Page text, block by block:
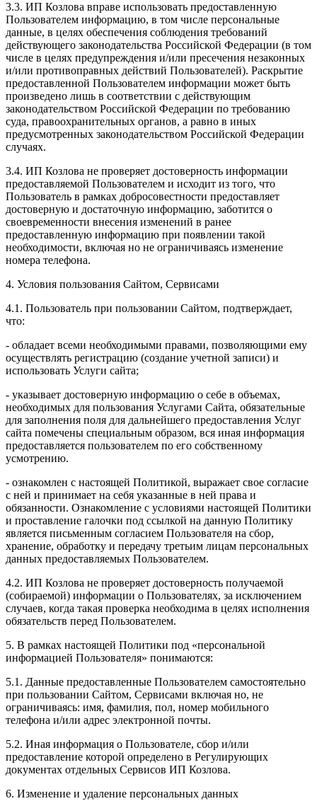
3.3. ИП Козлова вправе использовать предоставленную
Пользователем информацию, в том числе персональные
данные, в целях обеспечения соблюдения требований
действующего законодательства Российской Федерации (в том
числе в целях предупреждения и/или пресечения незаконных
и/или противоправных действий Пользователей). Раскрытие
предоставленной Пользователем информации может быть
произведено лишь в соответствии с действующим
законодательством Российской Федерации по требованию
суда, правоохранительных органов, а равно в иных
предусмотренных законодательством Российской Федерации
случаях.
3.4. ИП Козлова не проверяет достоверность информации
предоставляемой Пользователем и исходит из того, что
Пользователь в рамках добросовестности предоставляет
достоверную и достаточную информацию, заботится о
своевременности внесения изменений в ранее
предоставленную информацию при появлении такой
необходимости, включая но не ограничиваясь изменение
номера телефона.
4. Условия пользования Сайтом, Сервисами
4.1. Пользователь при пользовании Сайтом, подтверждает,
что:
- обладает всеми необходимыми правами, позволяющими ему
осуществлять регистрацию (создание учетной записи) и
использовать Услуги сайта;
- указывает достоверную информацию о себе в объемах,
необходимых для пользования Услугами Сайта, обязательные
для заполнения поля для дальнейшего предоставления Услуг
сайта помечены специальным образом, вся иная информация
предоставляется пользователем по его собственному
усмотрению.
- ознакомлен с настоящей Политикой, выражает свое согласие
с ней и принимает на себя указанные в ней права и
обязанности. Ознакомление с условиями настоящей Политики
и проставление галочки под ссылкой на данную Политику
является письменным согласием Пользователя на сбор,
хранение, обработку и передачу третьим лицам персональных
данных предоставляемых Пользователем.
4.2. ИП Козлова не проверяет достоверность получаемой
(собираемой) информации о Пользователях, за исключением
случаев, когда такая проверка необходима в целях исполнения
обязательств перед Пользователем.
5. В рамках настоящей Политики под «персональной
информацией Пользователя» понимаются:
5.1. Данные предоставленные Пользователем самостоятельно
при пользовании Сайтом, Сервисами включая но, не
ограничиваясь: имя, фамилия, пол, номер мобильного
телефона и/или адрес электронной почты.
5.2. Иная информация о Пользователе, сбор и/или
предоставление которой определено в Регулирующих
документах отдельных Сервисов ИП Козлова.
6. Изменение и удаление персональных данных